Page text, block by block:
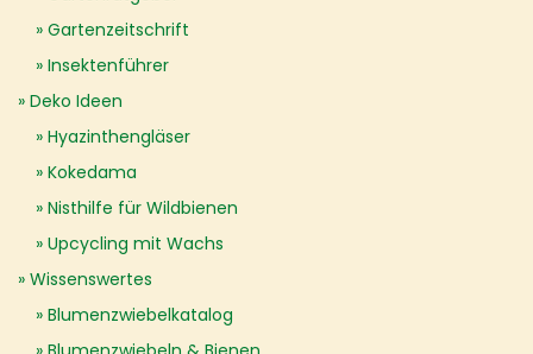
Gartenzeitschrift
Insektenführer
Deko Ideen
Hyazinthengläser
Kokedama
Nisthilfe für Wildbienen
Upcycling mit Wachs
Wissenswertes
Blumenzwiebelkatalog